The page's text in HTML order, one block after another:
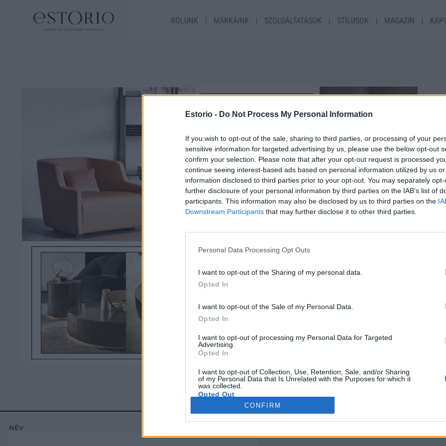
Estorio - Do Not Process My Personal Information
If you wish to opt-out of the sale, sharing to third parties, or processing of your
sensitive information for targeted advertising by us, please use the below opt-out
confirm your selection. Please note that after your opt-out request is processed
continue seeing interest-based ads based on personal information utilized by us
information disclosed to third parties prior to your opt-out. You may separately
further disclosure of your personal information by third parties on the IAB’s list of
participants. This information may also be disclosed by us to third parties on the
Downstream Participants that may further disclose it to other third parties.
Personal Data Processing Opt Outs
I want to opt-out of the Sharing of my personal data.
Opted In
I want to opt-out of the Sale of my Personal Data.
Opted In
I want to opt-out of processing my Personal Data for Targeted
Advertising.
Opted In
I want to opt-out of Collection, Use, Retention, Sale, and/or Sharing
of my Personal Data that Is Unrelated with the Purposes for which it
was collected.
Opted Out
CONFIRM
RÓLUNK MÁRKÁINK SZOLGÁLTATÁSOK STÍLUSOK MAGAZIN
A
A
NÉV